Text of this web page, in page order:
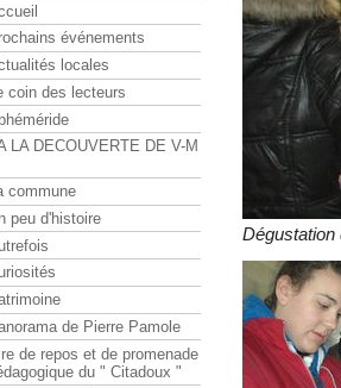
Dégustation
événements
locales
coin des lecteurs
LA DECOUVERTE DE V-M
commune
peu d'histoire
de Pierre Pamole
de repos et de promenade
du " Citadoux "